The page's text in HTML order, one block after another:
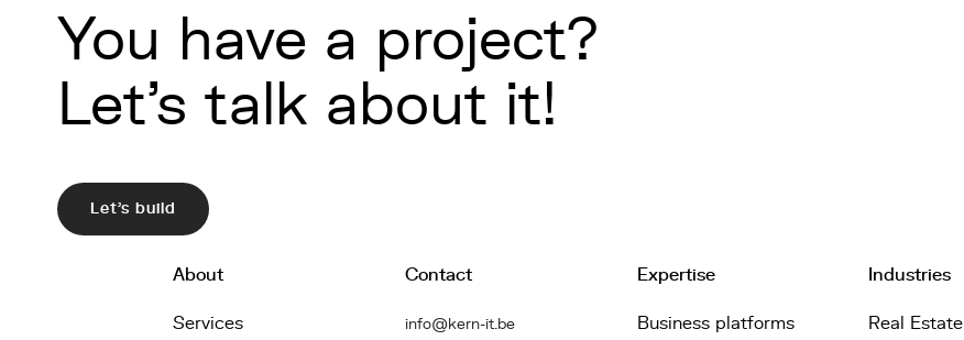
You have a project?
Let's talk about it!
Let's build
About
Services
Contact
info@kern-it.be
Expertise
Business platforms
Industries
Real Estate